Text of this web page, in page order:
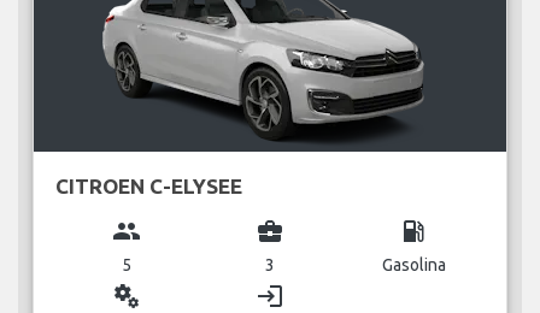
CITROEN C-ELYSEE
group
5
business_center
3
local_gas_station
Gasolina
miscellaneous_services login